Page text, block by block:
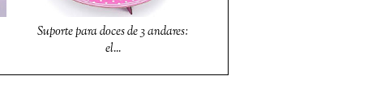
Suporte para doces de 3 andares:
el...